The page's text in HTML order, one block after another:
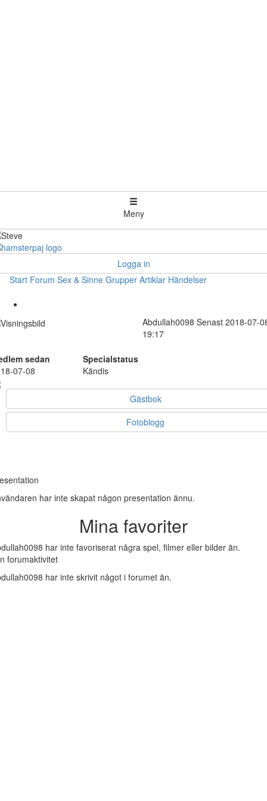
Meny
Logga in
Start Forum Sex & Sinne Grupper Artiklar Händelser
Abdullah0098 Senast 2018-07-
19:17
sedan
Specialstatus
07-08
Kändis
Gästbok
Fotoblogg
har inte skapat någon presentation ännu.
Mina favoriter
har inte favoriserat några spel, filmer eller bilder än.
forumaktivitet
har inte skrivit något i forumet än.